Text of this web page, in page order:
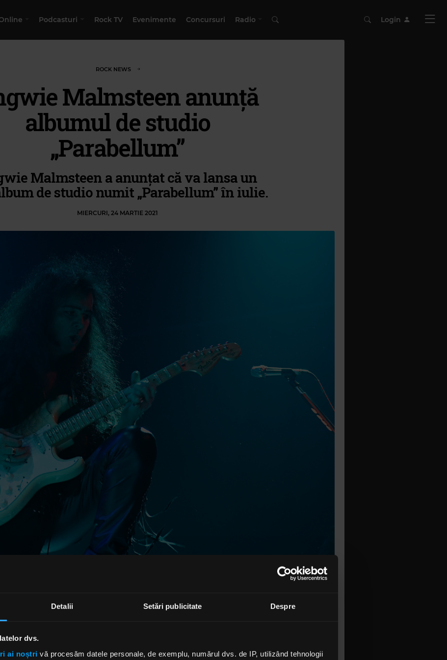
Detalii Setări publicitate Despre
dvs.
ai noștri vă procesăm datele personale, de exemplu, numărul dvs. de IP, utilizând tehnologii
Podcasturi Rock TV Evenimente Concursuri Radio Login
ROCK NEWS
Malmsteen anunță
albumul de studio
„Parabellum”
Malmsteen a anunțat că va lansa un
de studio numit „Parabellum” în iulie.
MIERCURI, 24 MARTIE 2021
Evident, am vrut să cânt live, dar știm cu toții ce s-a întâmplat".
care a împlinit 57 de ani în iunie anul trecut, a continuat
mai melodice. Există o mulțime de armonii și așa ceva", a